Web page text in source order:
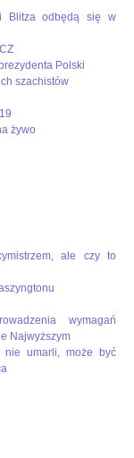
i Blitza odbędą się w
Polski
szachistów
żywo
ale czy to
wymagań
Najwyższym
nie umarli, może być